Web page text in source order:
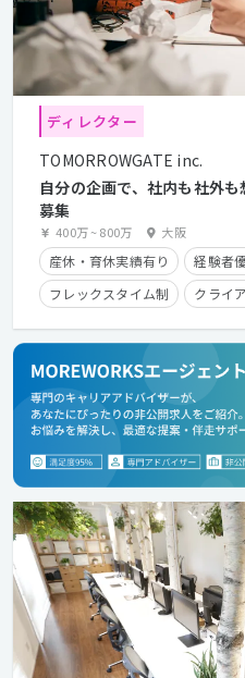
ディレクター
TOMORROWGATE inc.
自分の企画で、社内も社外
募集
400万~800万 大阪
産休・育休実績有り 経験者
フレックスタイム制
クライ
副業OK